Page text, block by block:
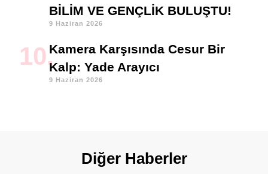
BİLİM VE GENÇLİK BULUŞTU!
9 Haziran 2026
Kamera Karşısında Cesur Bir
Kalp: Yade Arayıcı
9 Haziran 2026
Diğer Haberler